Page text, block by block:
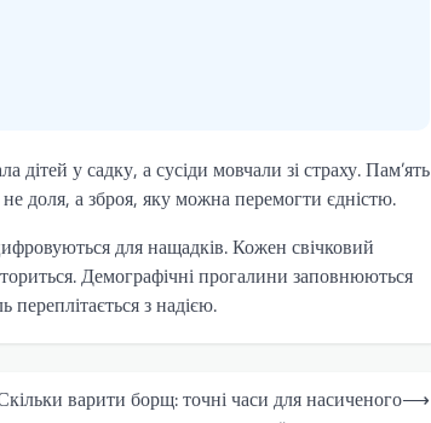
у садку, а сусіди мовчали зі страху. Пам’ять
доля, а зброя, яку можна перемогти єдністю.
для нащадків. Кожен свічковий
Демографічні прогалини заповнюються
переплітається з надією.
варити борщ: точні часи для насиченого⟶